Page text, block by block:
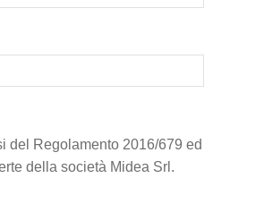
del Regolamento 2016/679 ed
della società Midea Srl.